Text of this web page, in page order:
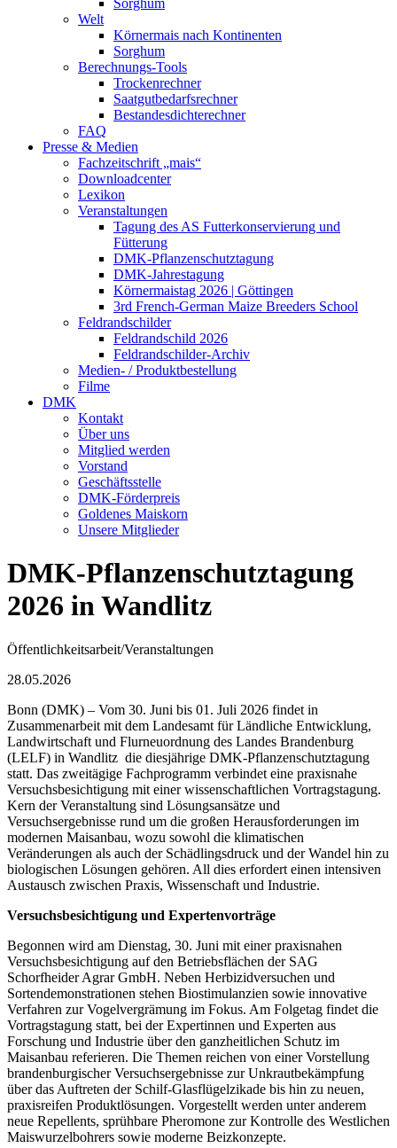
Welt
Körnermais nach Kontinenten
Sorghum
Berechnungs-Tools
Trockenrechner
Saatgutbedarfsrechner
Bestandesdichterechner
FAQ
Presse & Medien
Fachzeitschrift „mais“
Downloadcenter
Lexikon
Veranstaltungen
Tagung des AS Futterkonservierung und
Fütterung
DMK-Pflanzenschutztagung
DMK-Jahrestagung
Körnermaistag 2026 | Göttingen
3rd French-German Maize Breeders School
Feldrandschilder
Feldrandschild 2026
Feldrandschilder-Archiv
Medien- / Produktbestellung
Filme
DMK
Kontakt
Über uns
Mitglied werden
Vorstand
Geschäftsstelle
DMK-Förderpreis
Goldenes Maiskorn
Unsere Mitglieder
DMK-Pflanzenschutztagung
2026 in Wandlitz
Öffentlichkeitsarbeit/Veranstaltungen
28.05.2026
Bonn (DMK) – Vom 30. Juni bis 01. Juli 2026 findet in
Zusammenarbeit mit dem Landesamt für Ländliche Entwicklung,
Landwirtschaft und Flurneuordnung des Landes Brandenburg
(LELF) in Wandlitz die diesjährige DMK-Pflanzenschutztagung
statt. Das zweitägige Fachprogramm verbindet eine praxisnahe
Versuchsbesichtigung mit einer wissenschaftlichen Vortragstagung.
Kern der Veranstaltung sind Lösungsansätze und
Versuchsergebnisse rund um die großen Herausforderungen im
modernen Maisanbau, wozu sowohl die klimatischen
Veränderungen als auch der Schädlingsdruck und der Wandel hin zu
biologischen Lösungen gehören. All dies erfordert einen intensiven
Austausch zwischen Praxis, Wissenschaft und Industrie.
Versuchsbesichtigung und Expertenvorträge
Begonnen wird am Dienstag, 30. Juni mit einer praxisnahen
Versuchsbesichtigung auf den Betriebsflächen der SAG
Schorfheider Agrar GmbH. Neben Herbizidversuchen und
Sortendemonstrationen stehen Biostimulanzien sowie innovative
Verfahren zur Vogelvergrämung im Fokus. Am Folgetag findet die
Vortragstagung statt, bei der Expertinnen und Experten aus
Forschung und Industrie über den ganzheitlichen Schutz im
Maisanbau referieren. Die Themen reichen von einer Vorstellung
brandenburgischer Versuchsergebnisse zur Unkrautbekämpfung
über das Auftreten der Schilf-Glasflügelzikade bis hin zu neuen,
praxisreifen Produktlösungen. Vorgestellt werden unter anderem
neue Repellents, sprühbare Pheromone zur Kontrolle des Westlichen
Maiswurzelbohrers sowie moderne Beizkonzepte.